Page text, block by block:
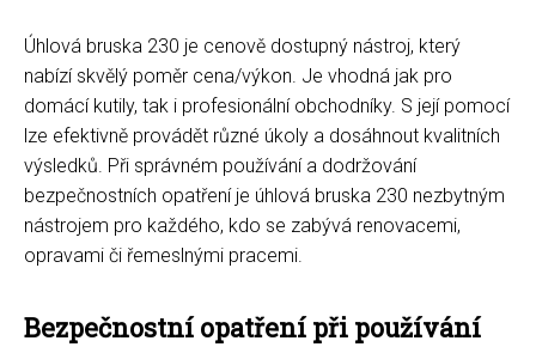
Úhlová bruska 230 je cenově dostupný nástroj, který
nabízí skvělý poměr cena/výkon. Je vhodná jak pro
domácí kutily, tak i profesionální obchodníky. S její pomocí
lze efektivně provádět různé úkoly a dosáhnout kvalitních
výsledků. Při správném používání a dodržování
bezpečnostních opatření je úhlová bruska 230 nezbytným
nástrojem pro každého, kdo se zabývá renovacemi,
opravami či řemeslnými pracemi.
Bezpečnostní opatření při používání